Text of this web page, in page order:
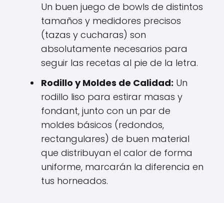
Un buen juego de bowls de distintos
tamaños y medidores precisos
(tazas y cucharas) son
absolutamente necesarios para
seguir las recetas al pie de la letra.
Rodillo y Moldes de Calidad: Un
rodillo liso para estirar masas y
fondant, junto con un par de
moldes básicos (redondos,
rectangulares) de buen material
que distribuyan el calor de forma
uniforme, marcarán la diferencia en
tus horneados.